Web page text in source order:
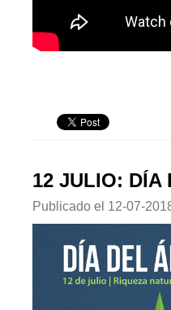
12 JULIO: DÍA
Publicado el 12-07-